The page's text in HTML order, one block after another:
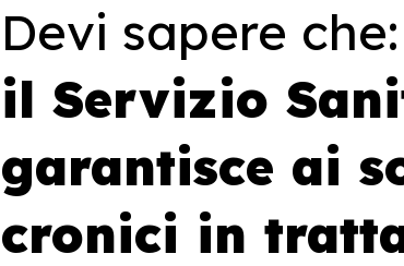
Devi sapere che:
il Servizio
garantisce ai
cronici in